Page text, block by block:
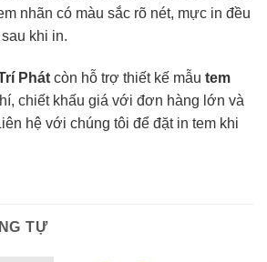
nhãn có màu sắc rõ nét, mực in đều
khi in.
Phát còn hỗ trợ thiết kế mẫu tem
chiết khấu giá với đơn hàng lớn và
hệ với chúng tôi để đặt in tem khi
TỰ